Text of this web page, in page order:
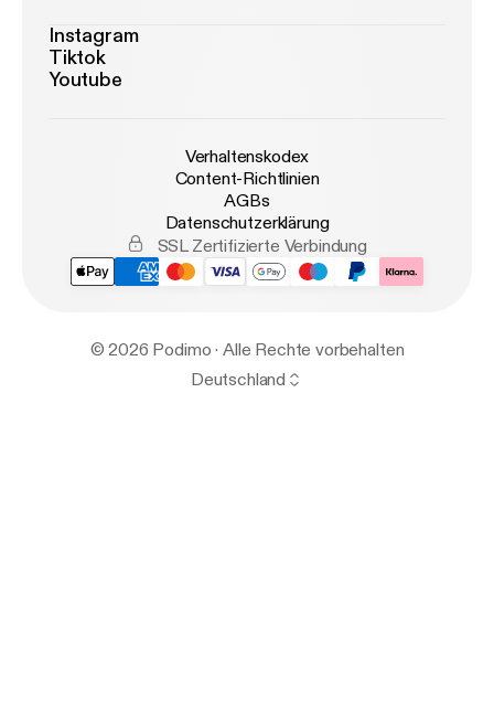
Instagram
Tiktok
Youtube
Verhaltenskodex
Content-Richtlinien
AGBs
Datenschutzerklärung
SSL Zertifizierte Verbindung
© 2026 Podimo · Alle Rechte vorbehalten
Deutschland